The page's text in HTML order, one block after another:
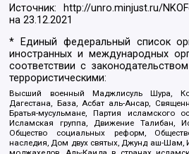
Источник: http://unro.minjust.ru/
на23.12.2021
* Единый федеральный список
иностранных и международных
соответствии с
террористическими:
Высший военный Маджлисуль Шура,
Дагестана, База, Асбат аль-Ансар,
Братья-мусульмане, Партия исламского
Исламская группа, Движение Талибан,
Общество социальных реформ,
наследия, Дом двух святых, Джунд аш-